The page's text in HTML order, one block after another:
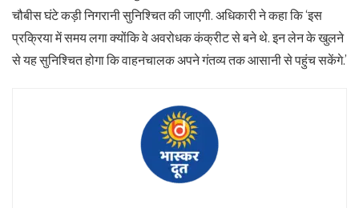
चौबीस घंटे कड़ी निगरानी सुनिश्चित की जाएगी. अधिकारी ने कहा कि ‘इस
प्रक्रिया में समय लगा क्योंकि वे अवरोधक कंक्रीट से बने थे. इन लेन के खुलने
से यह सुनिश्चित होगा कि वाहनचालक अपने गंतव्य तक आसानी से पहुंच सकेंगे.’